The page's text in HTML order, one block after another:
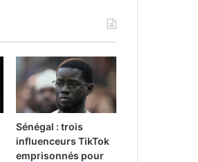
Sénégal : trois
influenceurs TikTok
emprisonnés pour